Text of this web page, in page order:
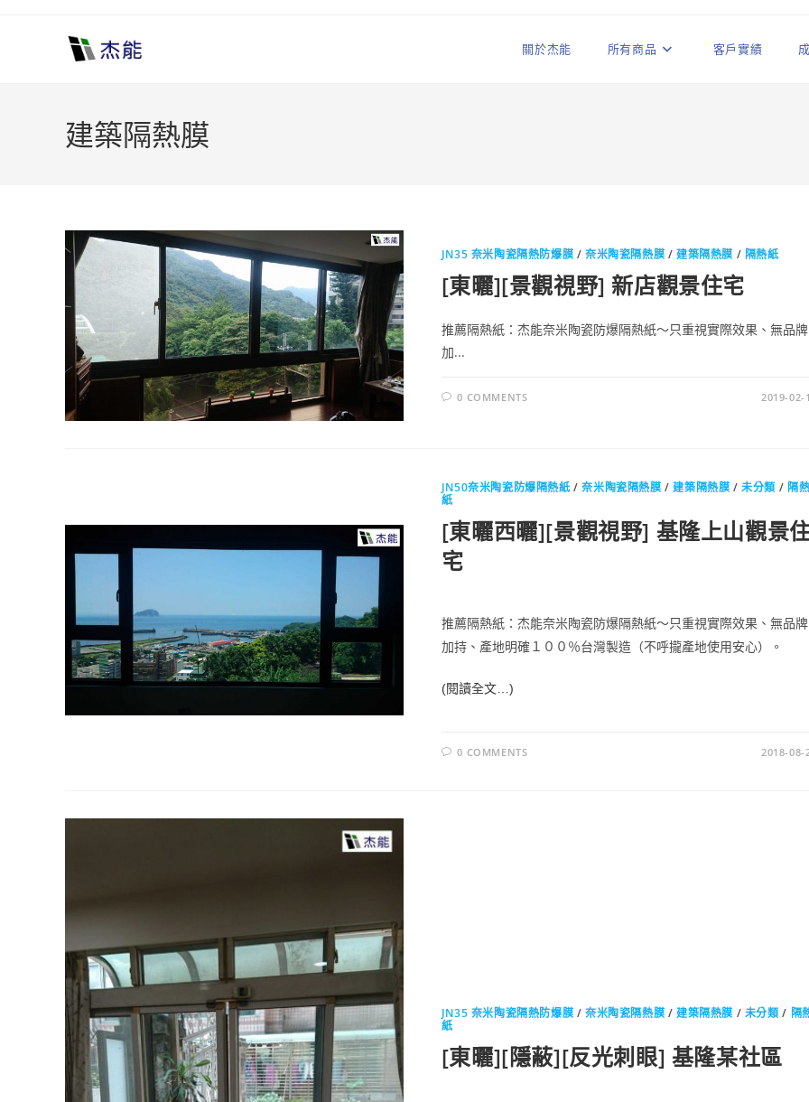
關於杰能 所有商品 客戶實績
建築隔熱膜
JN35 奈米陶瓷隔熱防爆膜 /奈米陶瓷隔熱膜 /建築隔熱膜 / 隔熱紙
[東曬][景觀視野] 新店觀景住宅
推薦隔熱紙：杰能奈米陶瓷防爆隔熱紙～只重視實際效果、無品牌
加...
0 COMMENTS 2019-02-
JN50奈米陶瓷防爆隔熱紙/奈米陶瓷隔熱膜 /建築隔熱膜 /未分類 / 隔
紙
[東曬西曬][景觀視野] 基隆上山觀景
宅
推薦隔熱紙：杰能奈米陶瓷防爆隔熱紙～只重視實際效果、無品牌
加持、產地明確１００％台灣製造（不呼攏產地使用安心）。
(閱讀全文…)
0 COMMENTS 2018-08-
JN35 奈米陶瓷隔熱防爆膜 /奈米陶瓷隔熱膜 /建築隔熱膜 / 未分類 / 隔
紙
[東曬][隱蔽][反光刺眼] 基隆某社區